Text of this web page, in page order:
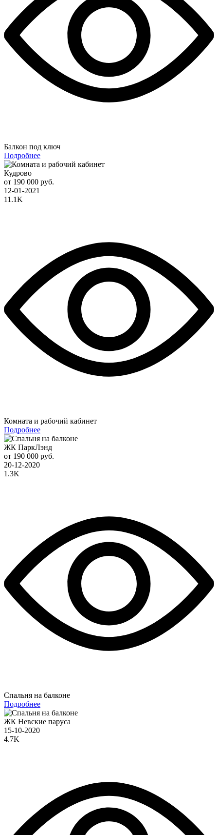
Балкон под ключ
Подробнее
Кудрово
от 190 000 руб.
12-01-2021
11.1K
Комната и рабочий кабинет
Подробнее
ЖК ПаркЛэнд
от 190 000 руб.
20-12-2020
1.3K
Спальня на балконе
Подробнее
ЖК Невские паруса
15-10-2020
4.7K